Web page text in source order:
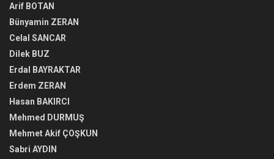
Arif BOTAN
Bünyamin ZERAN
Celal SANCAR
Dilek BUZ
Erdal BAYRAKTAR
Erdem ZERAN
Hasan BAKIRCI
Mehmed DURMUŞ
Mehmet Akif ÇOŞKUN
Sabri AYDIN